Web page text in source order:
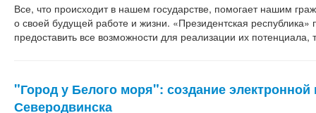
Все, что происходит в нашем государстве, помогает нашим
о своей будущей работе и жизни. «Президентская республика»
предоставить все возможности для реализации их потенциала,
"Город у Белого моря": создание электронной
Северодвинска